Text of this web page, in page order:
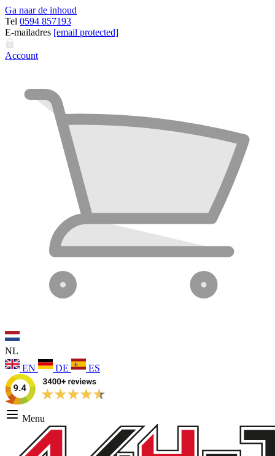
Ga naar de inhoud
Tel 0594 857193
E-mailadres [email protected]
Account
NL
EN
DE ES
Menu